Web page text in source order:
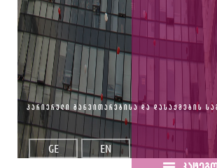
GE EN
კარიერული განვითარებისა და დასაქმების